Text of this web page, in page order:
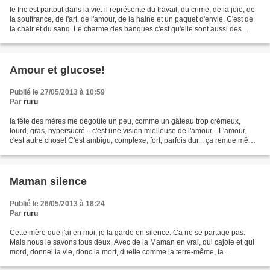
le fric est partout dans la vie. il représente du travail, du crime, de la joie, de
la souffrance, de l'art, de l'amour, de la haine et un paquet d'envie. C'est de
la chair et du sanq. Le charme des banques c'est qu'elle sont aussi des
Amour et glucose!
Publié le 27/05/2013 à 10:59
Par ruru
la fête des mères me dégoûte un peu, comme un gâteau trop crèmeux,
lourd, gras, hypersucré... c'est une vision mielleuse de l'amour... L'amour,
c'est autre chose! C'est ambigu, complexe, fort, parfois dur... ça remue même
Maman silence
Publié le 26/05/2013 à 18:24
Par ruru
Cette mère que j'ai en moi, je la garde en silence. Ca ne se partage pas.
Mais nous le savons tous deux. Avec de la Maman en vrai, qui cajole et qui
mord, donnel la vie, donc la mort, duelle comme la terre-même, la